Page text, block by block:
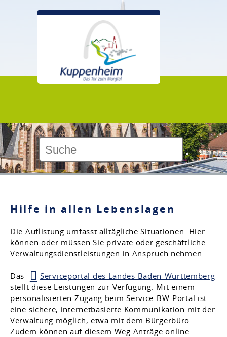
Hilfe in allen Lebenslagen
Die Auflistung umfasst alltägliche Situationen. Hier
können oder müssen Sie private oder geschäftliche
Verwaltungsdienstleistungen in Anspruch nehmen.
Das
Serviceportal des Landes Baden-Württemberg
stellt diese Leistungen zur Verfügung. Mit einem
personalisierten Zugang beim Service-BW-Portal ist
eine sichere, internetbasierte Kommunikation mit der
Verwaltung möglich, etwa mit dem Bürgerbüro.
Zudem können auf diesem Weg Anträge online